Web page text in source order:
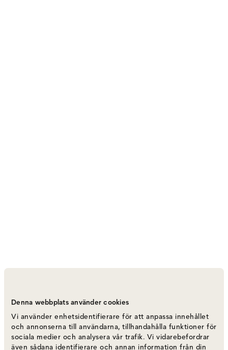
Denna webbplats använder cookies
Vi använder enhetsidentifierare för att anpassa innehållet
och annonserna till användarna, tillhandahålla funktioner för
sociala medier och analysera vår trafik. Vi vidarebefordrar
även sådana identifierare och annan information från din